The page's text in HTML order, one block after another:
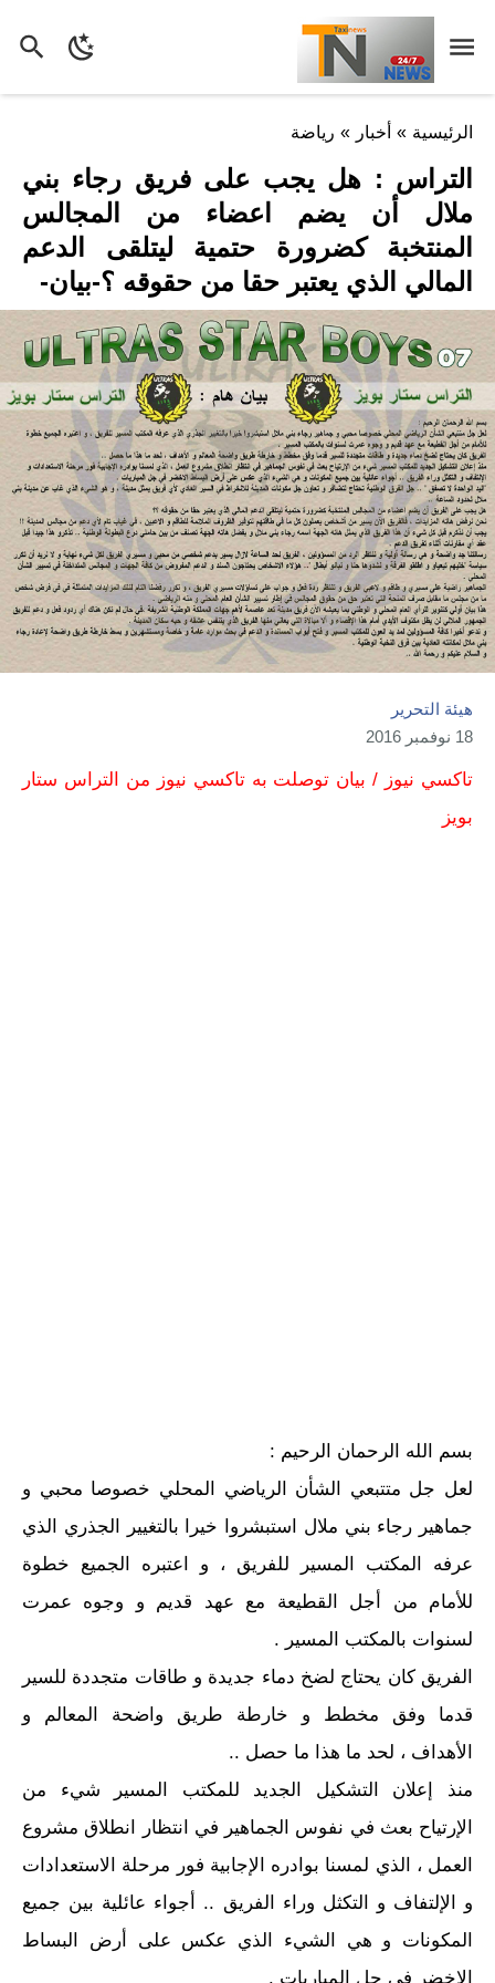
الرئيسية » أخبار » رياضة
التراس : هل يجب على فريق رجاء بني
ملال أن يضم اعضاء من المجالس
المنتخبة كضرورة حتمية ليتلقى الدعم
المالي الذي يعتبر حقا من حقوقه ؟-بيان-
هيئة التحرير
18 نوفمبر 2016
تاكسي نيوز / بيان توصلت به تاكسي نيوز من التراس ستار
بويز
بسم الله الرحمان الرحيم :
لعل جل متتبعي الشأن الرياضي المحلي خصوصا محبي و
جماهير رجاء بني ملال استبشروا خيرا بالتغيير الجذري الذي
عرفه المكتب المسير للفريق ، و اعتبره الجميع خطوة
للأمام من أجل القطيعة مع عهد قديم و وجوه عمرت
لسنوات بالمكتب المسير .
الفريق كان يحتاج لضخ دماء جديدة و طاقات متجددة للسير
قدما وفق مخطط و خارطة طريق واضحة المعالم و
الأهداف ، لحد ما هذا ما حصل ..
منذ إعلان التشكيل الجديد للمكتب المسير شيء من
الإرتياح بعث في نفوس الجماهير في انتظار انطلاق مشروع
العمل ، الذي لمسنا بوادره الإجابية فور مرحلة الاستعدادات
و الإلتفاف و التكثل وراء الفريق .. أجواء عائلية بين جميع
المكونات و هي الشيء الذي عكس على أرض البساط
الاخضر في جل المباريات .